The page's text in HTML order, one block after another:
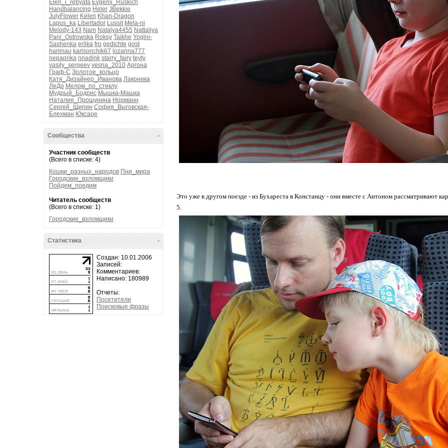
Elen_i_rebyata Evgenij_Ruskich
Handbalancing Heler JBekkie
JulyFlower Kelen Khan-Dragon
Lapus_ka Libertador Lussit Mela-ni
Melody-143 Nam Natalya4455 Nattaliya
Pani_Ostrowska Roksy Taikhe Yogini-
Sashenka erlika fro gedichte gost
harimau karlsonchik67 lozanna777
nepaprika nnadink starry_fairy teyty
vasily_sergeev vesna_2010 Аргона
Граф-С Золотое_кольцо
Катя_Дизайнер_Иванова Лаконика
ЛеДо Мелом_по_стеклу
Мудрый_Бодрис Мышка-Машка
Наталия_Прошунина Норманн
Сергей_Щипин София_Выговская-
Блехман Юксаре
-
Сообщества
Участник сообществ
(Всего в списке: 4)
Кошки_разных_народов Пни_мира
Городские_взломщики
Пойдем_поедим
Читатель сообществ
(Всего в списке: 1)
Городские_взломщики
-
Статистика
Создан: 10.01.2006
Записей:
Комментариев:
Написано: 180989
Отчеты:
Посетители
Поисковые фразы
Это уже в другом поезде - из Бухареста в Констанцу - они вместе с Антоном рассматривают
5.